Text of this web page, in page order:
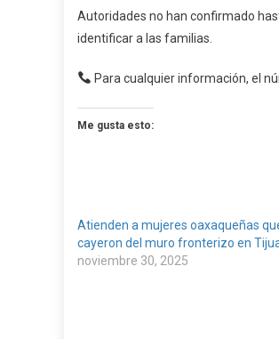
Autoridades no han confirmado
identificar a las familias.
Para cualquier información, el
Me gusta esto:
Atienden a mujeres oaxaqueñas
cayeron del muro fronterizo en
noviembre 30, 2025